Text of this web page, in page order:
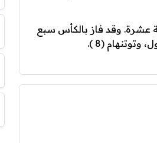
عشرة. وقد فاز بالكأس سبع